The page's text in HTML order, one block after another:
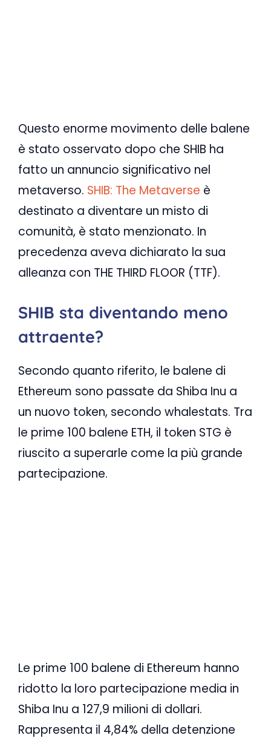
Questo enorme movimento delle balene
è stato osservato dopo che SHIB ha
fatto un annuncio significativo nel
metaverso. SHIB: The Metaverse è
destinato a diventare un misto di
comunità, è stato menzionato. In
precedenza aveva dichiarato la sua
alleanza con THE THIRD FLOOR (TTF).
SHIB sta diventando meno
attraente?
Secondo quanto riferito, le balene di
Ethereum sono passate da Shiba Inu a
un nuovo token, secondo whalestats. Tra
le prime 100 balene ETH, il token STG è
riuscito a superarle come la più grande
partecipazione.
Le prime 100 balene di Ethereum hanno
ridotto la loro partecipazione media in
Shiba Inu a 127,9 milioni di dollari.
Rappresenta il 4,84% della detenzione